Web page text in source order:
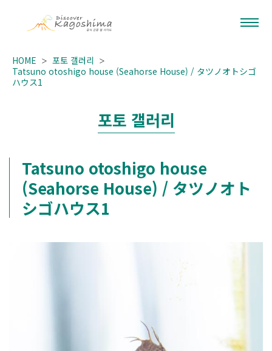
HOME
포토 갤러리
Tatsuno otoshigo house (Seahorse House) / タツノオトシゴ
ハウス1
포토 갤러리
Tatsuno otoshigo house
(Seahorse House) / タツノオト
シゴハウス1